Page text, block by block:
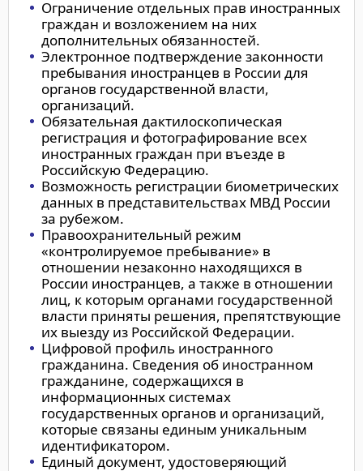
Ограничение отдельных прав иностранных
граждан и возложением на них
дополнительных обязанностей.
Электронное подтверждение законности
пребывания иностранцев в России для
органов государственной власти,
организаций.
Обязательная дактилоскопическая
регистрация и фотографирование всех
иностранных граждан при въезде в
Российскую Федерацию.
Возможность регистрации биометрических
данных в представительствах МВД России
за рубежом.
Правоохранительный режим
«контролируемое пребывание» в
отношении незаконно находящихся в
России иностранцев, а также в отношении
лиц, к которым органами государственной
власти приняты решения, препятствующие
их выезду из Российской Федерации.
Цифровой профиль иностранного
гражданина. Сведения об иностранном
гражданине, содержащихся в
информационных системах
государственных органов и организаций,
которые связаны единым уникальным
идентификатором.
Единый документ, удостоверяющий